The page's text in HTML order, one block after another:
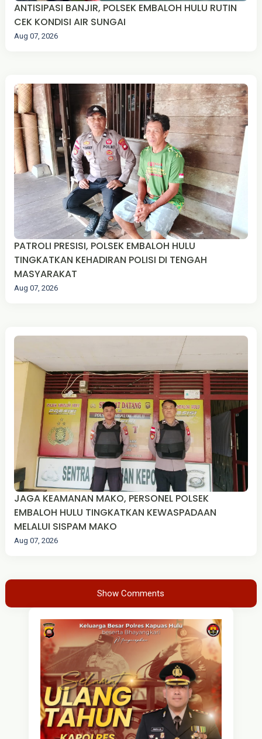
ANTISIPASI BANJIR, POLSEK EMBALOH HULU RUTIN
CEK KONDISI AIR SUNGAI
Aug 07, 2026
PATROLI PRESISI, POLSEK EMBALOH HULU
TINGKATKAN KEHADIRAN POLISI DI TENGAH
MASYARAKAT
Aug 07, 2026
JAGA KEAMANAN MAKO, PERSONEL POLSEK
EMBALOH HULU TINGKATKAN KEWASPADAAN
MELALUI SISPAM MAKO
Aug 07, 2026
Show Comments